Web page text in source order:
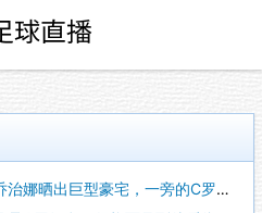
出巨型豪宅，一旁的C罗肌肉抢镜~